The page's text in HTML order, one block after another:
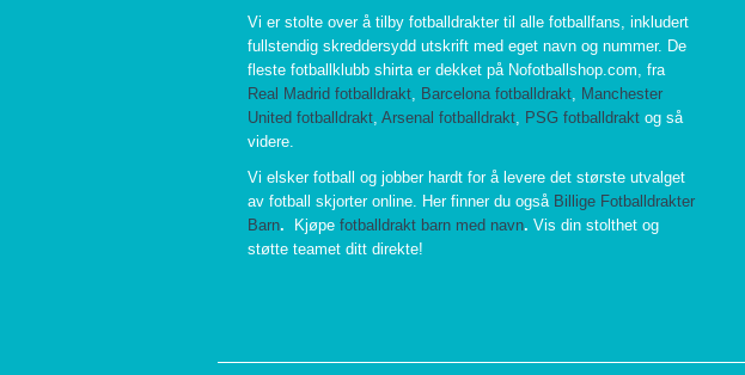
Vi er stolte over å tilby fotballdrakter til alle fotballfans, inkludert
fullstendig skreddersydd utskrift med eget navn og nummer. De
fleste fotballklubb shirta er dekket på Nofotballshop.com, fra
Real Madrid fotballdrakt, Barcelona fotballdrakt, Manchester
United fotballdrakt, Arsenal fotballdrakt, PSG fotballdrakt og så
videre.
Vi elsker fotball og jobber hardt for å levere det største utvalget
av fotball skjorter online. Her finner du også Billige Fotballdrakter
Barn. Kjøpe fotballdrakt barn med navn. Vis din stolthet og
støtte teamet ditt direkte!